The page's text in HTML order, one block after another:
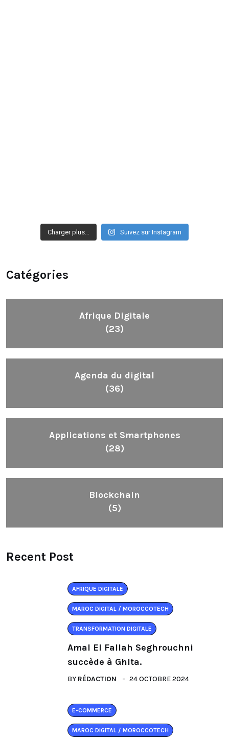
Charger plus… Suivez sur Instagram
Catégories
Afrique Digitale
(23)
Agenda du digital
(36)
Applications et Smartphones
(28)
Blockchain
(5)
Recent Post
AFRIQUE DIGITALE
MAROC DIGITAL / MOROCCOTECH
TRANSFORMATION DIGITALE
Amal El Fallah Seghrouchni
succède à Ghita.
BY RÉDACTION 24 OCTOBRE 2024
E-COMMERCE
MAROC DIGITAL / MOROCCOTECH